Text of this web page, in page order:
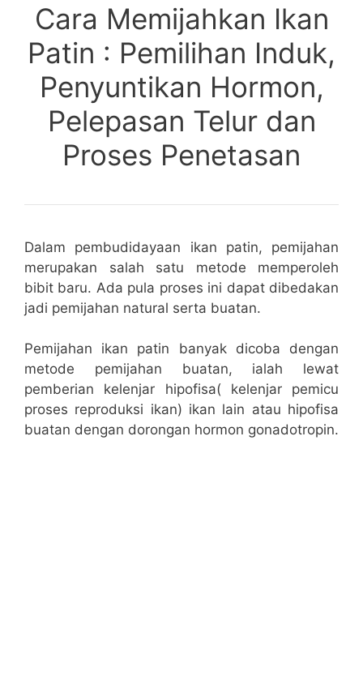
Cara Memijahkan Ikan
Patin : Pemilihan Induk,
Penyuntikan Hormon,
Pelepasan Telur dan
Proses Penetasan
Dalam pembudidayaan ikan patin, pemijahan
merupakan salah satu metode memperoleh
bibit baru. Ada pula proses ini dapat dibedakan
jadi pemijahan natural serta buatan.
Pemijahan ikan patin banyak dicoba dengan
metode pemijahan buatan, ialah lewat
pemberian kelenjar hipofisa( kelenjar pemicu
proses reproduksi ikan) ikan lain atau hipofisa
buatan dengan dorongan hormon gonadotropin.